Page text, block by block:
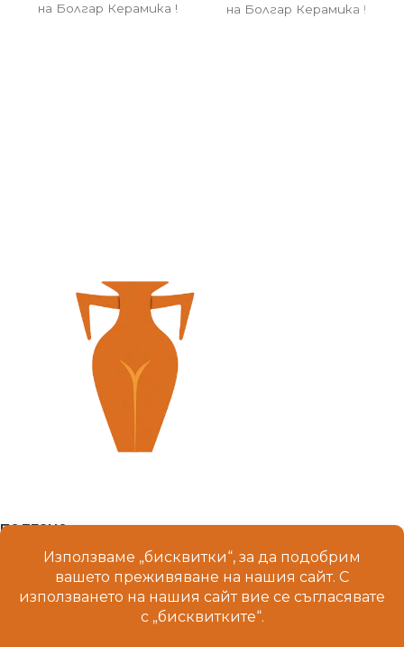
на Болгар Керамика !
на Болгар Керамика !
ПОЛЕЗНО
© 2025 Terrakeramika.com. Всички права запазени.
Изработка на уебсайт от SRMarketing